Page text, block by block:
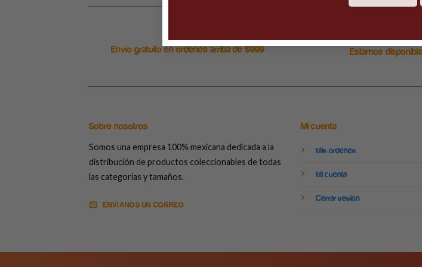
Envío gratuito en ordenes arriba de $999 Estamos
Sobre nosotros
Somos una empresa 100% mexicana dedicada a la
distribución de productos coleccionables de todas
las categorías y tamaños.
ENVÍANOS UN CORREO
Mi cuenta
Mis ordenes
Mi cuenta
Cerrar sesión